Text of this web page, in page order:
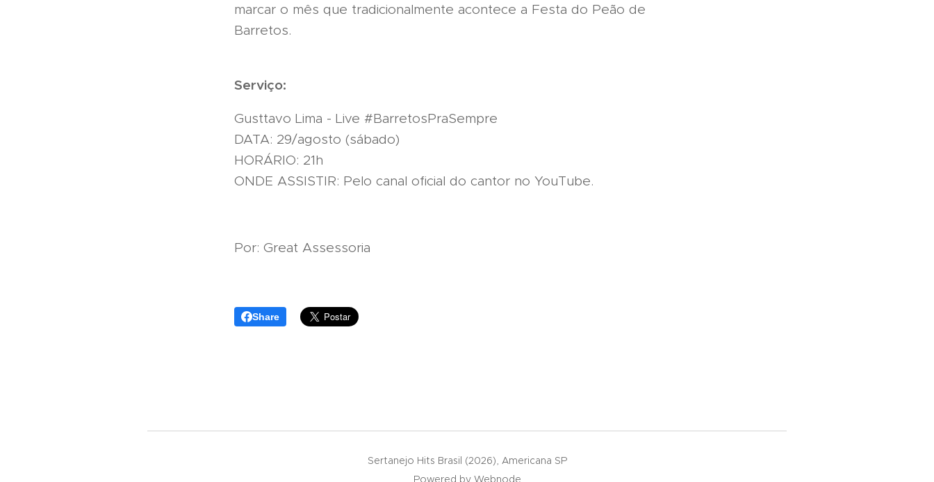
marcar o mês que tradicionalmente acontece a Festa do Peão de
Barretos.
Serviço:
Gusttavo Lima - Live #BarretosPraSempre
DATA: 29/agosto (sábado)
HORÁRIO: 21h
ONDE ASSISTIR: Pelo canal oficial do cantor no YouTube.
Por: Great Assessoria
Share
Sertanejo Hits Brasil (2026), Americana SP
Powered by Webnode